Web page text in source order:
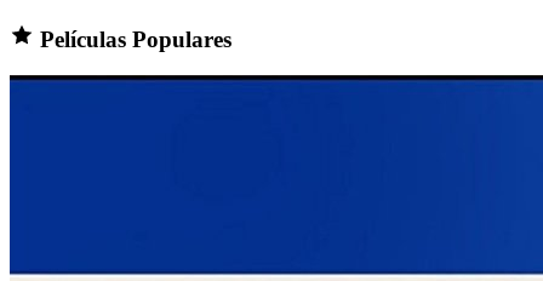
Películas Populares